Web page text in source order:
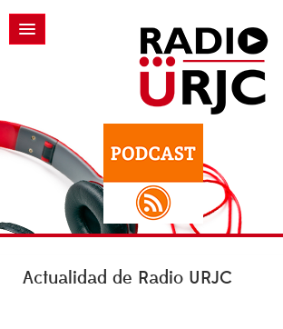
Actualidad de Radio URJC